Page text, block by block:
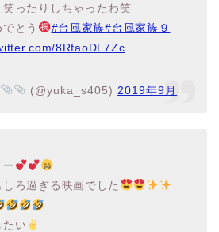
ったりしちゃったわ笑
とう
#台風家族#台風家族９
8RfaoDL7Zc
(@yuka_s405) 2019年9月
ろ過ぎる映画でした
い